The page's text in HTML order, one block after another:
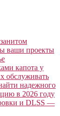
ваши проекты
капота у
обслуживать
надежного
в 2026 году
и DLSS —